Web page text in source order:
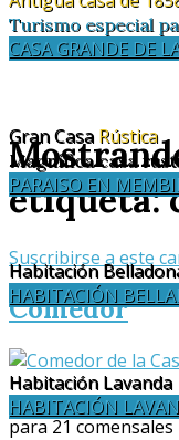
Turismo especial
CASA GRANDE DE
Gran Casa Rústica
Magnífica casa
PARAISO EN
Habitación
HABITACIÓN
Habitación Lavanda
HABITACIÓN
etiqueta:
Suscribirse a este
Comedor
Disponemos de un
para 21 comensales